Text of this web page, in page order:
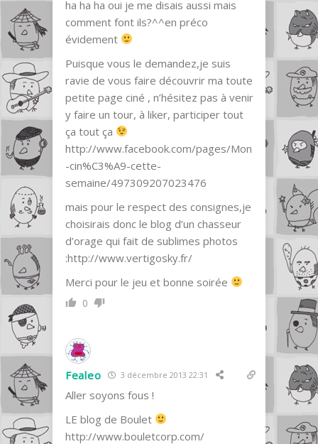
ha ha ha oui je me disais aussi mais
comment font ils?^^en préco
évidement
Puisque vous le demandez,je suis
ravie de vous faire découvrir ma toute
petite page ciné , n’hésitez pas à venir
y faire un tour, à liker, participer tout
ça tout ça
http://www.facebook.com/pages/Mon
-cin%C3%A9-cette-
semaine/497309207023476
mais pour le respect des consignes,je
choisirais donc le blog d’un chasseur
d’orage qui fait de sublimes photos
:http://www.vertigosky.fr/
Merci pour le jeu et bonne soirée
0
Fealeo 3 décembre 2013 22:31
Aller soyons fous !
LE blog de Boulet
http://www.bouletcorp.com/